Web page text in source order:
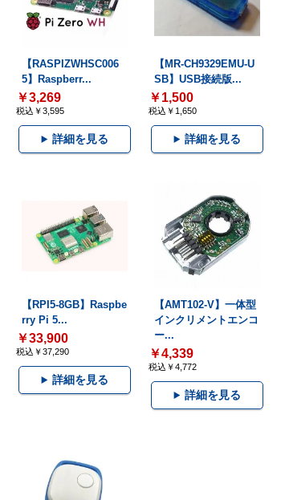
【RASPIZWHSC006
5】Raspberr...
￥3,269
税込￥3,595
詳細を見る
【MR-CH9329EMU-U
SB】USB接続版...
￥1,500
税込￥1,650
詳細を見る
【RPI5-8GB】Raspbe
rry Pi 5...
￥33,900
税込￥37,290
詳細を見る
【AMT102-V】一体型
インクリメントエンコ
ー...
￥4,339
税込￥4,772
詳細を見る